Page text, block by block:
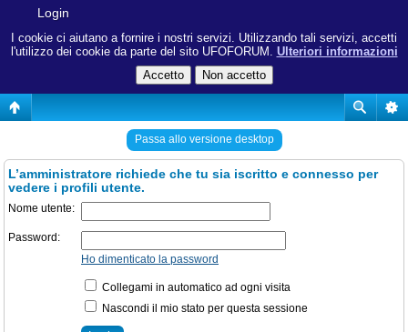
I cookie ci aiutano a fornire i nostri servizi. Utilizzando tali servizi, accetti
l'utilizzo dei cookie da parte del sito UFOFORUM. Ulteriori informazioni
Login
Passa allo versione desktop
L’amministratore richiede che tu sia iscritto e connesso per
vedere i profili utente.
Nome utente:
Password:
Ho dimenticato la password
Collegami in automatico ad ogni visita
Nascondi il mio stato per questa sessione